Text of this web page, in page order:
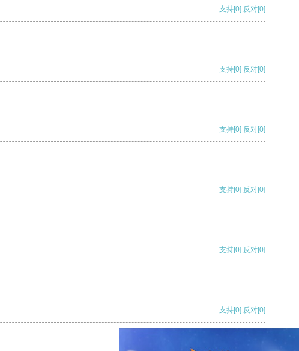
支持[0] 反对[0]
支持[0] 反对[0]
支持[0] 反对[0]
支持[0] 反对[0]
支持[0] 反对[0]
支持[0] 反对[0]